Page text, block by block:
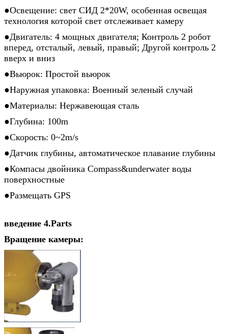
●Освещение: свет СИД 2*20W, особенная освещая
технология которой свет отслеживает камеру
●Двигатель: 4 мощных двигателя; Контроль 2 робот
вперед, отсталый, левый, правый; Другой контроль 2
вверх и вниз
●Вьюрок: Простой вьюрок
●Наружная упаковка: Военный зеленый случай
●Материалы: Нержавеющая сталь
●Глубина: 100m
●Скорость: 0~2m/s
●Датчик глубины, автоматическое плавание глубины
●Компасы двойника Compass&underwater воды
поверхностные
●Размещать GPS
введение 4.Parts
Вращение камеры: